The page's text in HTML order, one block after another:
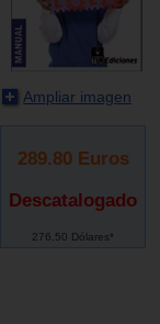
Ampliar imagen
289.80 Euros
Descatalogado
276.50 Dólares*